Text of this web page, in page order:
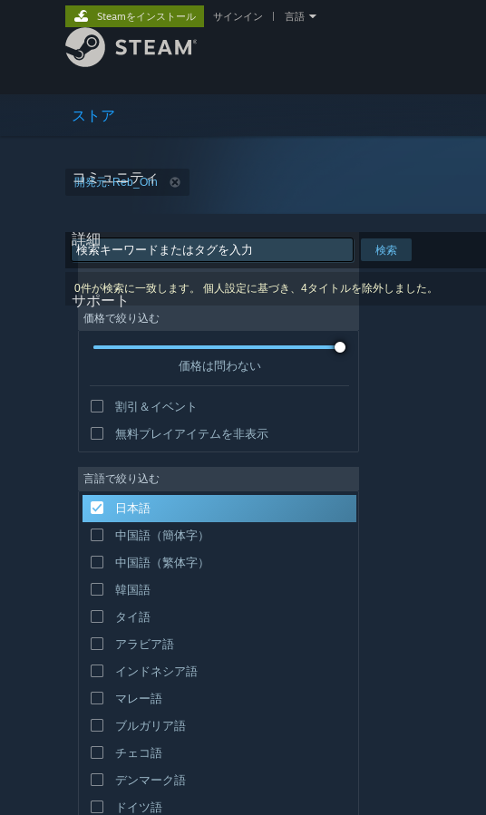
ストア
コミュニティ
詳細
サポート
Steamをインストール サインイン 言語
開発元: Reb_Orn
検索
0件が検索に一致します。 個人設定に基づき、4タイトルを除外しました。
価格で絞り込む
価格は問わない
割引＆イベント
無料プレイアイテムを非表示
言語で絞り込む
日本語
中国語（簡体字）
中国語（繁体字）
韓国語
タイ語
アラビア語
インドネシア語
マレー語
ブルガリア語
チェコ語
デンマーク語
ドイツ語